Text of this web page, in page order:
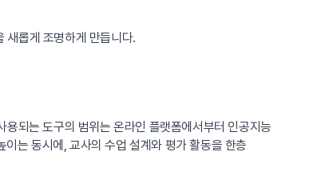
롭게 조명하게 만듭니다.
되는 도구의 범위는 온라인 플랫폼에서부터 인공지능
는 동시에, 교사의 수업 설계와 평가 활동을 한층